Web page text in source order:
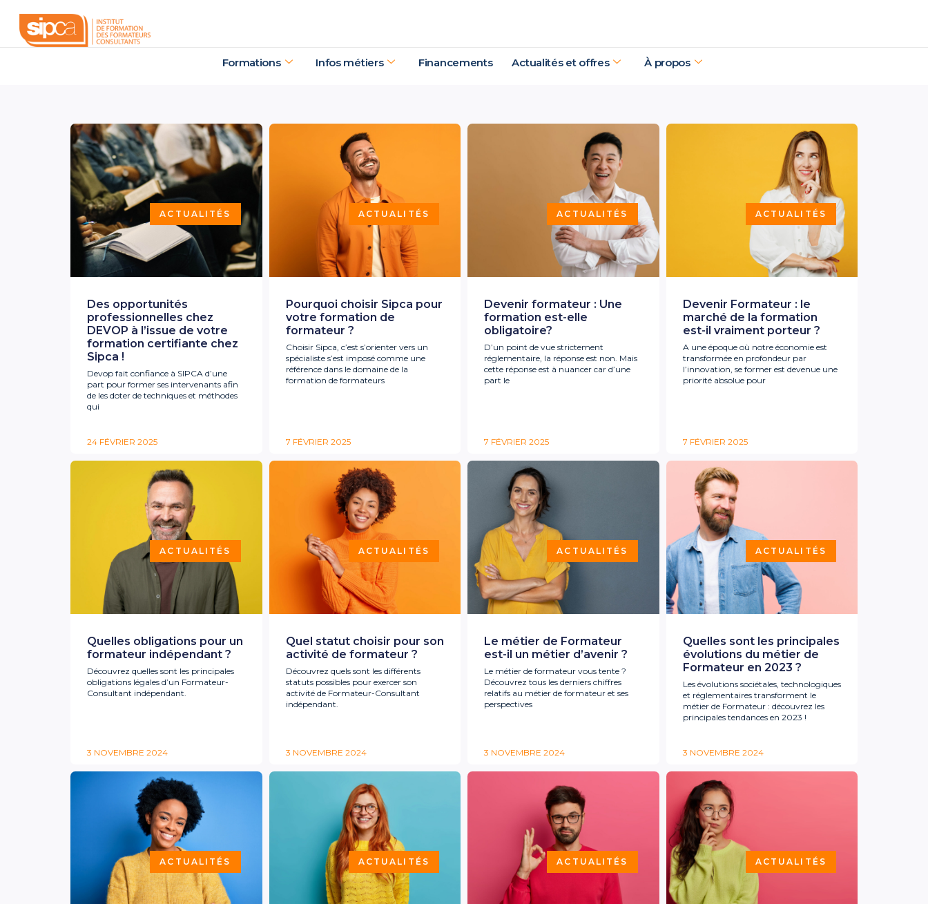
contenu
Formations Infos métiers Financements Actualités et offres À propos
ACTUALITÉS
Des opportunités
professionnelles chez
DEVOP à l’issue de votre
formation certifiante chez
Sipca !
Devop fait confiance à SIPCA d’une
part pour former ses intervenants afin
de les doter de techniques et méthodes
qui
24 FÉVRIER 2025
ACTUALITÉS
Pourquoi choisir Sipca pour
votre formation de
formateur ?
Choisir Sipca, c’est s’orienter vers un
spécialiste s’est imposé comme une
référence dans le domaine de la
formation de formateurs
7 FÉVRIER 2025
ACTUALITÉS
Devenir formateur : Une
formation est-elle
obligatoire?
D’un point de vue strictement
réglementaire, la réponse est non. Mais
cette réponse est à nuancer car d’une
part le
7 FÉVRIER 2025
ACTUALITÉS
Devenir Formateur : le
marché de la formation
est-il vraiment porteur ?
A une époque où notre économie est
transformée en profondeur par
l’innovation, se former est devenue une
priorité absolue pour
7 FÉVRIER 2025
ACTUALITÉS
Quelles obligations pour un
formateur indépendant ?
Découvrez quelles sont les principales
obligations légales d’un Formateur-
Consultant indépendant.
3 NOVEMBRE 2024
ACTUALITÉS
Quel statut choisir pour son
activité de formateur ?
Découvrez quels sont les différents
statuts possibles pour exercer son
activité de Formateur-Consultant
indépendant.
3 NOVEMBRE 2024
ACTUALITÉS
Le métier de Formateur
est-il un métier d’avenir ?
Le métier de formateur vous tente ?
Découvrez tous les derniers chiffres
relatifs au métier de formateur et ses
perspectives
3 NOVEMBRE 2024
ACTUALITÉS
Quelles sont les principales
évolutions du métier de
Formateur en 2023 ?
Les évolutions sociétales, technologiques
et réglementaires transforment le
métier de Formateur : découvrez les
principales tendances en 2023 !
3 NOVEMBRE 2024
ACTUALITÉS ACTUALITÉS ACTUALITÉS ACTUALITÉS